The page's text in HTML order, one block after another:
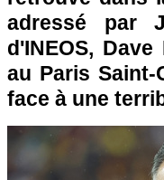
adressé par
d'INEOS,
au Paris
face à une